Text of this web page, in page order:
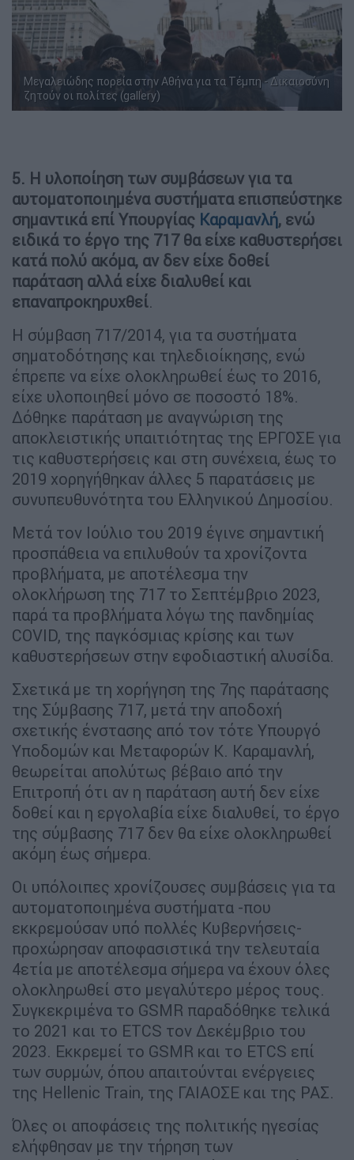
Μεγαλειώδης πορεία στην Αθήνα για τα Τέμπη - Δικαιοσύνη
ζητούν οι πολίτες (gallery)
5. Η υλοποίηση των συμβάσεων για τα
αυτοματοποιημένα συστήματα επισπεύστηκε
σημαντικά επί Υπουργίας Καραμανλή, ενώ
ειδικά το έργο της 717 θα είχε καθυστερήσει
κατά πολύ ακόμα, αν δεν είχε δοθεί
παράταση αλλά είχε διαλυθεί και
επαναπροκηρυχθεί.
Η σύμβαση 717/2014, για τα συστήματα
σηματοδότησης και τηλεδιοίκησης, ενώ
έπρεπε να είχε ολοκληρωθεί έως το 2016,
είχε υλοποιηθεί μόνο σε ποσοστό 18%.
Δόθηκε παράταση με αναγνώριση της
αποκλειστικής υπαιτιότητας της ΕΡΓΟΣΕ για
τις καθυστερήσεις και στη συνέχεια, έως το
2019 χορηγήθηκαν άλλες 5 παρατάσεις με
συνυπευθυνότητα του Ελληνικού Δημοσίου.
Μετά τον Ιούλιο του 2019 έγινε σημαντική
προσπάθεια να επιλυθούν τα χρονίζοντα
προβλήματα, με αποτέλεσμα την
ολοκλήρωση της 717 το Σεπτέμβριο 2023,
παρά τα προβλήματα λόγω της πανδημίας
COVID, της παγκόσμιας κρίσης και των
καθυστερήσεων στην εφοδιαστική αλυσίδα.
Σχετικά με τη χορήγηση της 7ης παράτασης
της Σύμβασης 717, μετά την αποδοχή
σχετικής ένστασης από τον τότε Υπουργό
Υποδομών και Μεταφορών Κ. Καραμανλή,
θεωρείται απολύτως βέβαιο από την
Επιτροπή ότι αν η παράταση αυτή δεν είχε
δοθεί και η εργολαβία είχε διαλυθεί, το έργο
της σύμβασης 717 δεν θα είχε ολοκληρωθεί
ακόμη έως σήμερα.
Οι υπόλοιπες χρονίζουσες συμβάσεις για τα
αυτοματοποιημένα συστήματα -που
εκκρεμούσαν υπό πολλές Κυβερνήσεις-
προχώρησαν αποφασιστικά την τελευταία
4ετία με αποτέλεσμα σήμερα να έχουν όλες
ολοκληρωθεί στο μεγαλύτερο μέρος τους.
Συγκεκριμένα το GSMR παραδόθηκε τελικά
το 2021 και το ETCS τον Δεκέμβριο του
2023. Εκκρεμεί το GSMR και το ETCS επί
των συρμών, όπου απαιτούνται ενέργειες
της Hellenic Train, της ΓΑΙΑΟΣΕ και της ΡΑΣ.
Όλες οι αποφάσεις της πολιτικής ηγεσίας
ελήφθησαν με την τήρηση των